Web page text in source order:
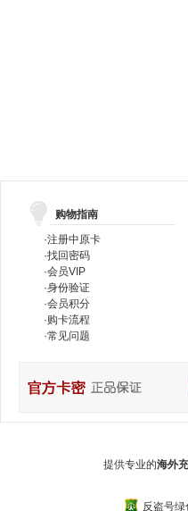
购物指南
·注册中原卡
·找回密码
·会员VIP
·身份验证
·会员积分
·购卡流程
·常见问题
提供专业的海外
反盗号绿